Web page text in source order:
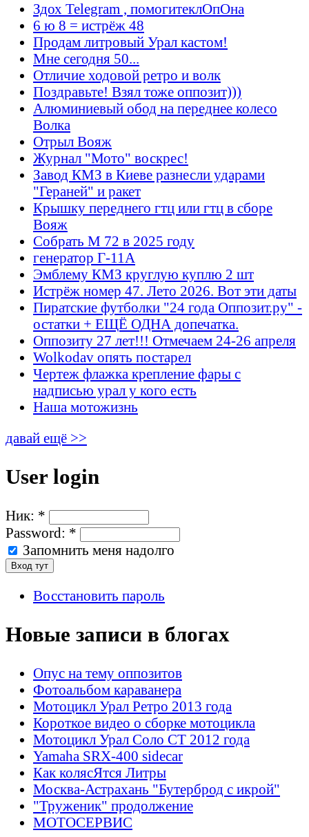
Здох Telegram , помогитеклОпОна
6 ю 8 = истрёж 48
Продам литровый Урал кастом!
Мне сегодня 50...
Отличие ходовой ретро и волк
Поздравьте! Взял тоже оппозит)))
Алюминиевый обод на переднее колесо
Волка
Отрыл Вояж
Журнал "Мото" воскрес!
Завод КМЗ в Киеве разнесли ударами
"Гераней" и ракет
Крышку переднего гтц или гтц в сборе
Вояж
Собрать М 72 в 2025 году
генератор Г-11А
Эмблему КМЗ круглую куплю 2 шт
Истрёж номер 47. Лето 2026. Вот эти даты
Пиратские футболки "24 года Оппозит.ру" -
остатки + ЕЩЁ ОДНА допечатка.
Оппозиту 27 лет!!! Отмечаем 24-26 апреля
Wolkodav опять постарел
Чертеж флажка крепление фары с
надписью урал у кого есть
Наша мотожизнь
давай ещё >>
User login
Ник: *
Password: *
Запомнить меня надолго
Восстановить пароль
Новые записи в блогах
Опус на тему оппозитов
Фотоальбом караванера
Мотоцикл Урал Ретро 2013 года
Короткое видео о сборке мотоцикла
Мотоцикл Урал Соло СТ 2012 года
Yamaha SRX-400 sidecar
Как колясЯтся Литры
Москва-Астрахань "Бутерброд с икрой"
"Труженик" продолжение
МОТОСЕРВИС